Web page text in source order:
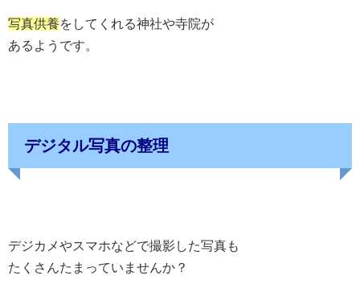
写真供養をしてくれる神社や寺院が
あるようです。
デジタル写真の整理
デジカメやスマホなどで撮影した写真も
たくさんたまっていませんか？